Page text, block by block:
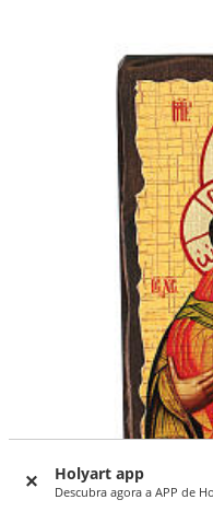
Holyart app
Descubra agora a APP de